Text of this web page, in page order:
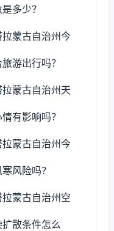
多少？
蒙古自治州今
游出行吗？
蒙古自治州天
有影响吗？
蒙古自治州今
风险吗？
蒙古自治州空
散条件怎么